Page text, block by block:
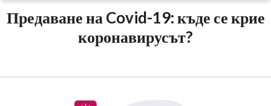
Предаване на Covid-19: къде се крие
коронавирусът?